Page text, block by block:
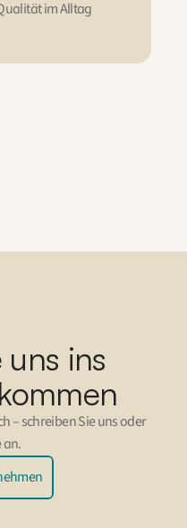
im Alltag
uns ins
– schreiben Sie uns oder
an.